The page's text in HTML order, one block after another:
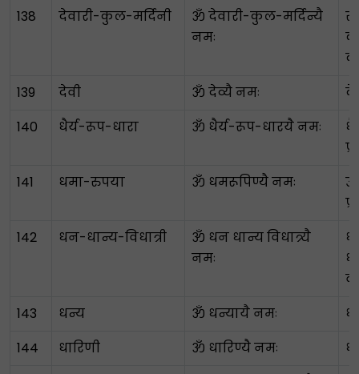
138
देवारी-कुल-मर्दिनी
ॐ देवारी-कुल-मर्दिन्यै
नमः
139
देवी ॐ देव्यै नमः
140
धैर्य-रूप-धारा ॐ धैर्य-रूप-धारयै नमः
141
धमा-रुपया ॐ धमरूपिण्यै नमः
142
धन-धान्य-विधात्री
ॐ धन धान्य विधात्र्यै
नमः
143
धन्य ॐ धन्यायै नमः
144
धारिणी ॐ धारिण्यै नमः